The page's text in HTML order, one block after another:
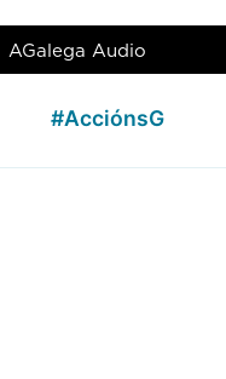
AGalega Audio
#AcciónsG